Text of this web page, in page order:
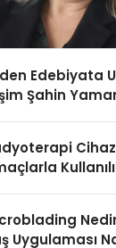
Edebiyata
Şahin
Uygulaması